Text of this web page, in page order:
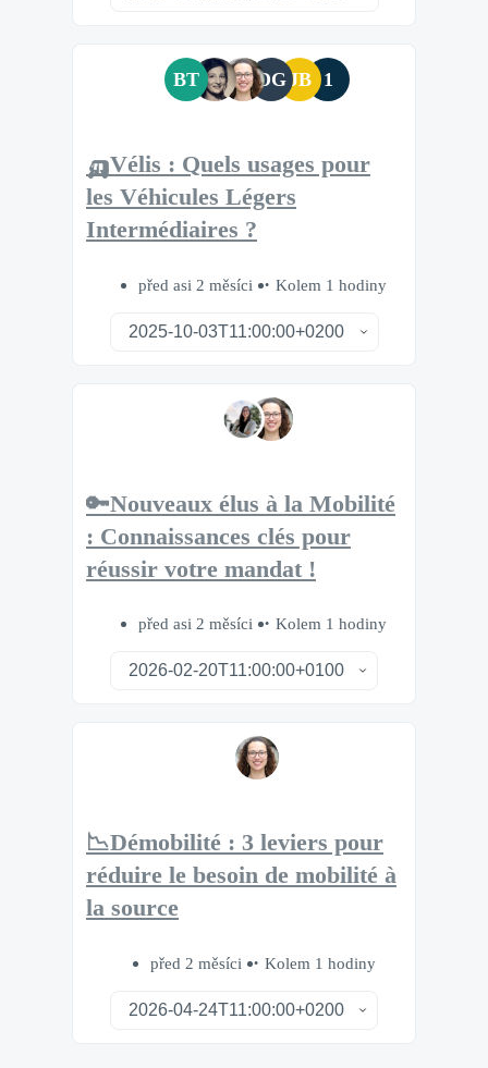
BT DG JB 1
🛺Vélis : Quels usages pour
les Véhicules Légers
Intermédiaires ?
před asi 2 měsíci Kolem 1 hodiny
🔑Nouveaux élus à la Mobilité
: Connaissances clés pour
réussir votre mandat !
před asi 2 měsíci Kolem 1 hodiny
📉Démobilité : 3 leviers pour
réduire le besoin de mobilité à
la source
před 2 měsíci Kolem 1 hodiny